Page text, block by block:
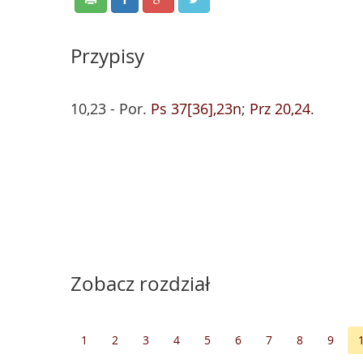
Przypisy
10,23 - Por. Ps 37[36],23n; Prz 20,24.
Zobacz rozdział
1 2 3 4 5 6 7 8 9